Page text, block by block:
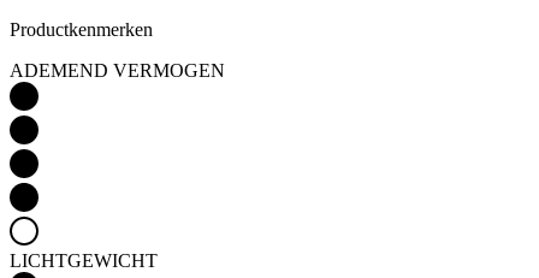
Productkenmerken
ADEMEND VERMOGEN
LICHTGEWICHT